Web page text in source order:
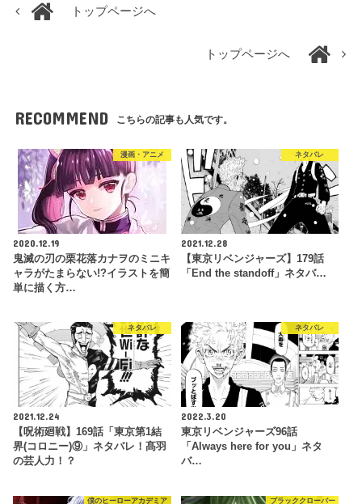
トップページへ
トップページへ
RECOMMEND こちらの記事も人気です。
漫画・アニメ
2020.12.19
鬼滅の刃の栗花落カナヲのミニキ
ャラがたまらない!?イラストを簡
単に描く方…
ネタバレ
2021.12.28
【東京リベンジャーズ】179話
「End the standoff」ネタバ…
ネタバレ
2021.12.24
【呪術廻戦】169話「東京第1結
界(コロニー)⑨」ネタバレ！髙羽
の芸人力！？
ネタバレ
2022.3.20
東京リベンジャーズ96話
「Always here for you」ネタ
バ…
僕のヒーローアカデミア ブラッククローバー